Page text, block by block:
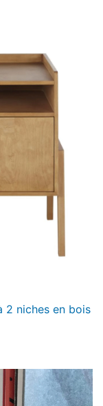
2 niches en bois